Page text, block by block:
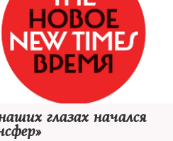
глазах начался